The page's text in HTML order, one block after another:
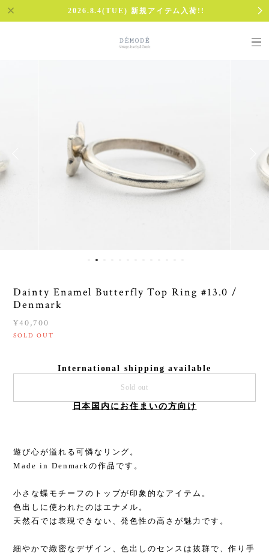
2026.8.4(TUE) 新規アイテム入荷!!
Dainty Enamel Butterfly Top Ring #13.0 /
Denmark
¥40,700
SOLD OUT
International shipping available
Sold out
日本国内にお住まいの方向け
遊び心が溢れる可憐なリング。
Made in Denmarkの作品です。
小さな蝶モチーフのトップが印象的なアイテム。
色出しに使われたのはエナメル。
天然石では表現できない、発色性の高さが魅力です。
細やかで緻密なデザイン、色出しのセンスは抜群で、作り手